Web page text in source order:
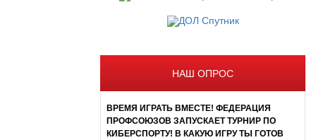
НАШ ОПРОС
ВРЕМЯ ИГРАТЬ ВМЕСТЕ! ФЕДЕРАЦИЯ
ПРОФСОЮЗОВ ЗАПУСКАЕТ ТУРНИР ПО
КИБЕРСПОРТУ! В КАКУЮ ИГРУ ТЫ ГОТОВ